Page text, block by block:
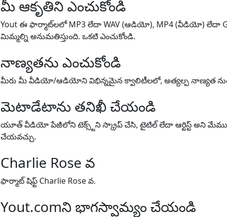
మీ ఆకృతిని ఎంచుకోండి
Yout ఈ ఫార్మాట్‌లలో MP3 లేదా WAV (ఆడియో), MP4 (వీడియో)
మిమ్మల్ని అనుమతిస్తుంది. ఒకటి ఎంచుకోండి.
నాణ్యతను ఎంచుకోండి
మీరు మీ వీడియో/ఆడియోని విభిన్నమైన క్వాలిటీలలో, అత్యల్ప నాణ్యత
మెటాడేటాను తనిఖీ చేయండి
యూత్ వీడియో పేజీలోని టెక్స్ట్‌ని స్క్రాప్ చేసి, టైటిల్ లేదా ఆర్టిస్ట్ అని
చేయవచ్చు.
Charlie Rose వ
ఫార్మాట్ షిఫ్ట్ Charlie Rose వ.
Yout.comని భాగస్వామ్యం చేయండి